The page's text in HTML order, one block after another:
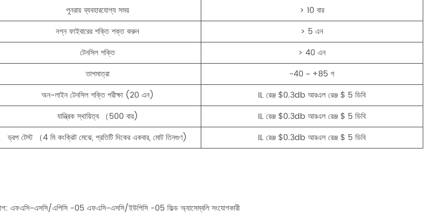
পুনরায় ব্যবহারযোগ্য সময়
> 10 বার
নগ্ন ফাইবারের শক্তি শক্ত করুন
> 5 এন
টেনসিল শক্তি
> 40 এন
তাপমাত্রা
-40 ~ +85 গ
অন-লাইন টেনসিল শক্তি পরীক্ষা (20 এন)
IL রেঞ্জ $0.3db আরএল রেঞ্জ $ 5 ডিবি
যান্ত্রিক স্থায়িত্ব （500 বার)
IL রেঞ্জ $0.3db আরএল রেঞ্জ $ 5 ডিবি
ড্রপ টেস্ট （4 মি কংক্রিট মেঝে, প্রতিটি দিকের একবার, মোট তিনগুণ)
IL রেঞ্জ $0.3db আরএল রেঞ্জ $ 5 ডিবি
এফএসি-এসসি/এপিসি -05 এফএসি-এসসি/ইউপিসি -05 ফিল্ড অ্যাসেম্বলি সংযোগকারী